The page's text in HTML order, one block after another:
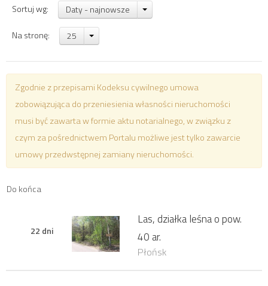
Sortuj wg:
Daty - najnowsze
Na stronę: 25
Zgodnie z przepisami Kodeksu cywilnego umowa
zobowiązująca do przeniesienia własności nieruchomości
musi być zawarta w formie aktu notarialnego, w związku z
czym za pośrednictwem Portalu możliwe jest tylko zawarcie
umowy przedwstępnej zamiany nieruchomości.
Do końca
22 dni
Las, działka leśna o pow.
40 ar.
Płońsk